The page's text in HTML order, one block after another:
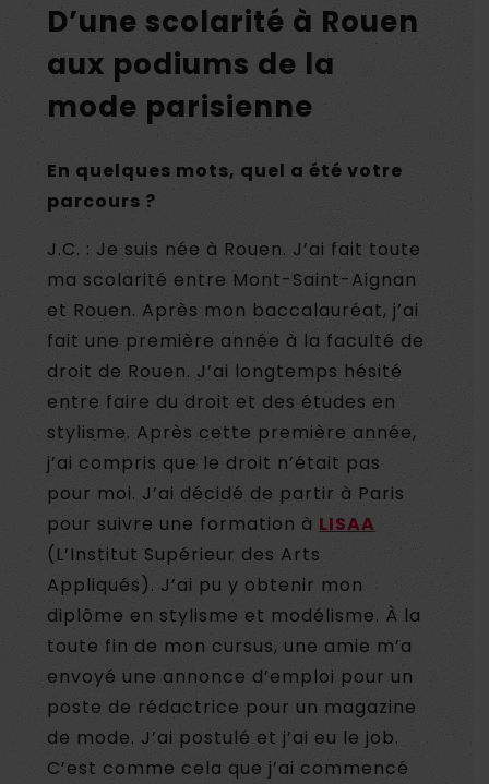
D’une scolarité à Rouen
aux podiums de la
mode parisienne
En quelques mots, quel a été votre
parcours ?
J.C. : Je suis née à Rouen. J’ai fait toute
ma scolarité entre Mont-Saint-Aignan
et Rouen. Après mon baccalauréat, j’ai
fait une première année à la faculté de
droit de Rouen. J’ai longtemps hésité
entre faire du droit et des études en
stylisme. Après cette première année,
j’ai compris que le droit n’était pas
pour moi. J’ai décidé de partir à Paris
pour suivre une formation à LISAA
(L’Institut Supérieur des Arts
Appliqués). J’ai pu y obtenir mon
diplôme en stylisme et modélisme. À la
toute fin de mon cursus, une amie m’a
envoyé une annonce d’emploi pour un
poste de rédactrice pour un magazine
de mode. J’ai postulé et j’ai eu le job.
C’est comme cela que j’ai commencé